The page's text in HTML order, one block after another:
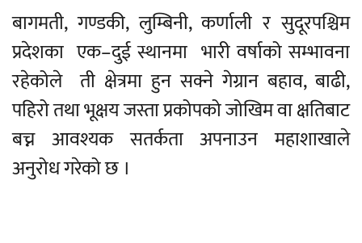
बागमती, गण्डकी, लुम्बिनी, कर्णाली र सुदूरपश्चिम
प्रदेशका एक–दुई स्थानमा भारी वर्षाको सम्भावना
रहेकोले ती क्षेत्रमा हुन सक्ने गेग्रान बहाव, बाढी,
पहिरो तथा भूक्षय जस्ता प्रकोपको जोखिम वा क्षतिबाट
बच्न आवश्यक सतर्कता अपनाउन महाशाखाले
अनुरोध गरेको छ ।